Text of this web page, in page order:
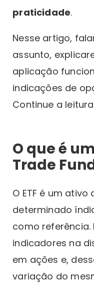
praticidade.
Nesse artigo,
assunto,
aplicação
indicações de
Continue a
O que é
Trade
O ETF é um ativo
determinado
como referência.
indicadores na
em ações e,
variação do